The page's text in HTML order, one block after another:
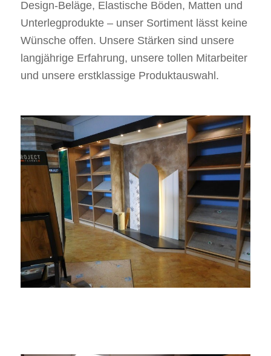
Design-Beläge, Elastische Böden, Matten und
Unterlegprodukte – unser Sortiment lässt keine
Wünsche offen. Unsere Stärken sind unsere
langjährige Erfahrung, unsere tollen Mitarbeiter
und unsere erstklassige Produktauswahl.